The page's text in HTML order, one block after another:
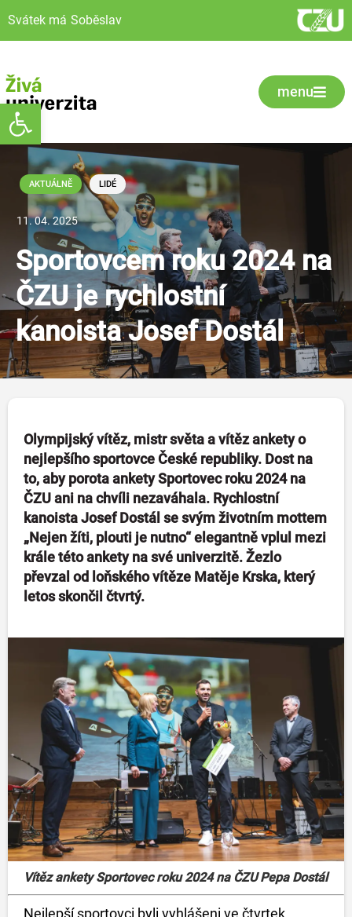
Open toolbar
Svátek má Soběslav
menu
AKTUÁLNĚ LIDÉ
11. 04. 2025
Sportovcem roku 2024 na
ČZU je rychlostní
kanoista Josef Dostál
Olympijský vítěz, mistr světa a vítěz ankety o
nejlepšího sportovce České republiky. Dost na
to, aby porota ankety Sportovec roku 2024 na
ČZU ani na chvíli nezaváhala. Rychlostní
kanoista Josef Dostál se svým životním mottem
„Nejen žíti, plouti je nutno“ elegantně vplul mezi
krále této ankety na své univerzitě. Žezlo
převzal od loňského vítěze Matěje Krska, který
letos skončil čtvrtý.
Vítěz ankety Sportovec roku 2024 na ČZU Pepa Dostál
Nejlepší sportovci byli vyhlášeni ve čtvrtek